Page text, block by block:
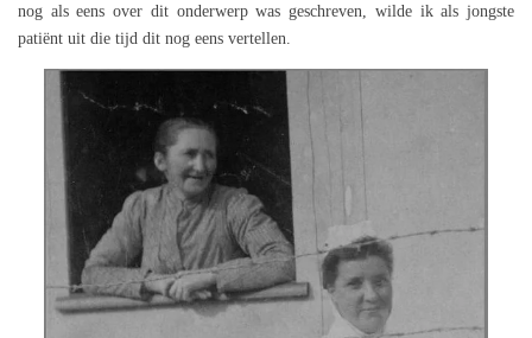
nog als eens over dit onderwerp was geschreven, wilde ik als jongste
patiënt uit die tijd dit nog eens vertellen.